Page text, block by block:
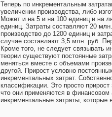
Теперь по инкрементальным
увеличении производства, либо
Может и на 5 и на 100 единиц и на
единиц. Затраты составляют 20
производство до 1200 единиц и
случае составляют 3,5 млн. руб.
Кроме того, не следует связывать
теории существуют постоянные
меняться вместе с объемами
другой. Прирост условно
инкрементальных затрат.
классификации. Это просто
что они применяются в финансовом
инкрементальные затраты, которые